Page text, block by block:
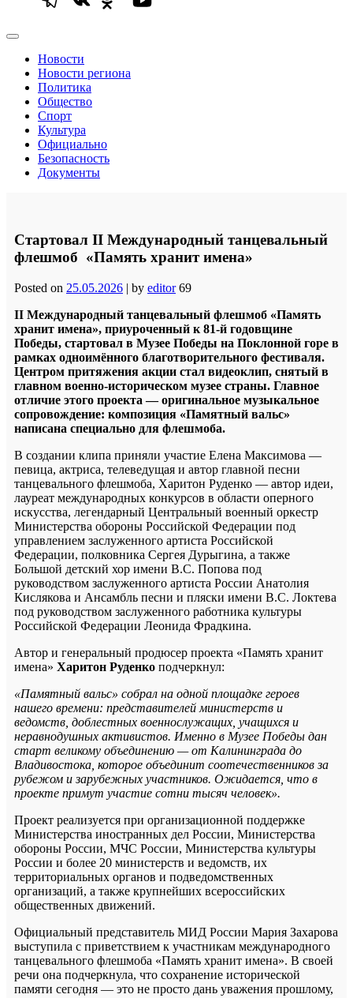
Новости
Новости региона
Политика
Общество
Спорт
Культура
Официально
Безопасность
Документы
Cтартовал II Международный танцевальный
флешмоб «Память хранит имена»
Posted on 25.05.2026 | by editor 69
II Международный танцевальный флешмоб «Память
хранит имена», приуроченный к 81-й годовщине
Победы, стартовал в Музее Победы на Поклонной горе в
рамках одноимённого благотворительного фестиваля.
Центром притяжения акции стал видеоклип, снятый в
главном военно-историческом музее страны. Главное
отличие этого проекта — оригинальное музыкальное
сопровождение: композиция «Памятный вальс»
написана специально для флешмоба.
В создании клипа приняли участие Елена Максимова —
певица, актриса, телеведущая и автор главной песни
танцевального флешмоба, Харитон Руденко — автор идеи,
лауреат международных конкурсов в области оперного
искусства, легендарный Центральный военный оркестр
Министерства обороны Российской Федерации под
управлением заслуженного артиста Российской
Федерации, полковника Сергея Дурыгина, а также
Большой детский хор имени В.С. Попова под
руководством заслуженного артиста России Анатолия
Кислякова и Ансамбль песни и пляски имени В.С. Локтева
под руководством заслуженного работника культуры
Российской Федерации Леонида Фрадкина.
Автор и генеральный продюсер проекта «Память хранит
имена» Харитон Руденко подчеркнул:
«Памятный вальс» собрал на одной площадке героев
нашего времени: представителей министерств и
ведомств, доблестных военнослужащих, учащихся и
неравнодушных активистов. Именно в Музее Победы дан
старт великому объединению — от Калининграда до
Владивостока, которое объединит соотечественников за
рубежом и зарубежных участников. Ожидается, что в
проекте примут участие сотни тысяч человек».
Проект реализуется при организационной поддержке
Министерства иностранных дел России, Министерства
обороны России, МЧС России, Министерства культуры
России и более 20 министерств и ведомств, их
территориальных органов и подведомственных
организаций, а также крупнейших всероссийских
общественных движений.
Официальный представитель МИД России Мария Захарова
выступила с приветствием к участникам международного
танцевального флешмоба «Память хранит имена». В своей
речи она подчеркнула, что сохранение исторической
памяти сегодня — это не просто дань уважения прошлому,